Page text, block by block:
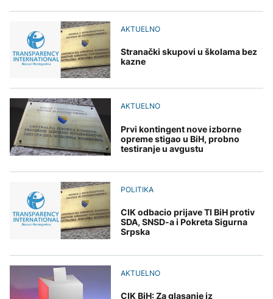
osvježenje, a onda
AKTUELNO
Sladić najavio promjenu
vremena: Subota donosi
ponovo velike vrućine
Macut najavio dodatne
posljedica toplotnog
talasa
upozoravaju: Putin bi
ograničenim napadom,
aviosaobraćaj:
obustavio dolaske letova
KULTURA
Meroe u Sudanu
ZANIMLJIVOSTI
albumu
AKTUELNO
Stranački skupovi u školama bez
kazne
AKTUELNO
Prvi kontingent nove izborne
opreme stigao u BiH, probno
testiranje u avgustu
POLITIKA
CIK odbacio prijave TI BiH protiv
SDA, SNSD-a i Pokreta Sigurna
Srpska
AKTUELNO
CIK BiH: Za glasanje iz